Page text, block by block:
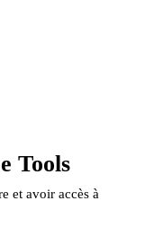
Tools
et avoir accès à